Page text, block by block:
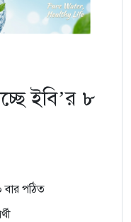
ইবি’র ৮
পঠিত